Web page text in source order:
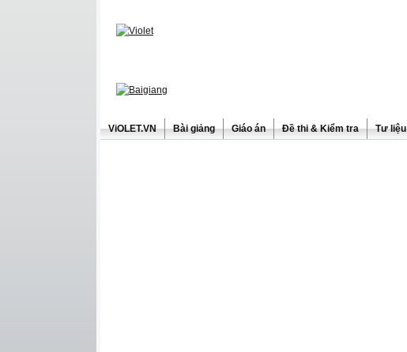
ViOLET.VN Bài giảng Giáo án Đề thi & Kiểm tra Tư liệu